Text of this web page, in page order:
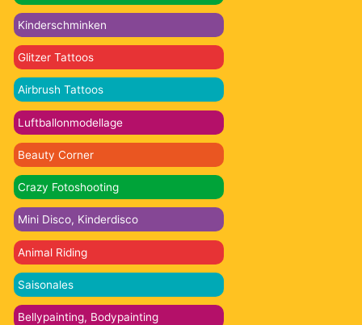
Kinderschminken
Glitzer Tattoos
Airbrush Tattoos
Luftballonmodellage
Beauty Corner
Crazy Fotoshooting
Mini Disco, Kinderdisco
Animal Riding
Saisonales
Bellypainting, Bodypainting